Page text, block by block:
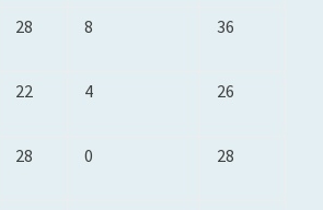
28 8 36
22 4 26
28 0 28